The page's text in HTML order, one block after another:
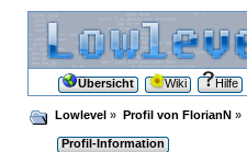
Übersicht Wiki Hilfe
Lowlevel » Profil von FlorianN »
Profil-Information